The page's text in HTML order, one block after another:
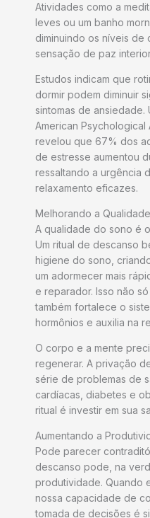
Atividades como a
leves ou um banho
diminuindo os níveis de
sensação de paz
Estudos indicam que
dormir podem diminuir
sintomas de ansiedade.
American
revelou que 67% dos
de estresse aumentou
ressaltando a urgência
relaxamento eficazes.
Melhorando a
A qualidade do sono é
Um ritual de descanso
higiene do sono,
um adormecer mais
e reparador. Isso não
também fortalece o
hormônios e auxilia na
O corpo e a mente
regenerar. A privação
série de problemas de
cardíacas, diabetes e
ritual é investir em sua
Aumentando a
Pode parecer
descanso pode, na
produtividade. Quando
nossa capacidade de
tomada de decisões é